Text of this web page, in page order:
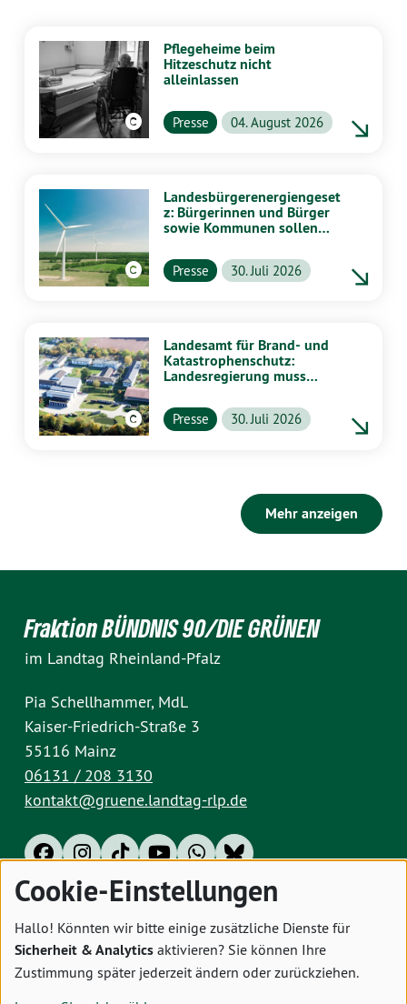
Pflegeheime beim
Hitzeschutz nicht
alleinlassen
Presse 04. August 2026
Landesbürgerenergiengeset
z: Bürgerinnen und Bürger
sowie Kommunen sollen
profitieren
Presse 30. Juli 2026
Landesamt für Brand- und
Katastrophenschutz:
Landesregierung muss
Presse 30. Juli 2026
Mehr anzeigen
Fraktion BÜNDNIS 90/DIE GRÜNEN
im Landtag Rheinland-Pfalz
Pia Schellhammer, MdL
Kaiser-Friedrich-Straße 3
55116 Mainz
06131 / 208 3130
kontakt@gruene.landtag-rlp.de
Impressum Datenschutz Cookies
Cookie-Einstellungen
Hallo! Könnten wir bitte einige zusätzliche Dienste für
Sicherheit & Analytics aktivieren? Sie können Ihre
Zustimmung später jederzeit ändern oder zurückziehen.